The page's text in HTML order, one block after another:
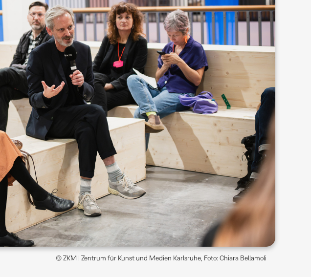
© ZKM | Zentrum für Kunst und Medien Karlsruhe, Foto: Chiara Bellamoli